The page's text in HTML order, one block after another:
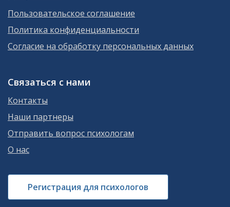
Пользовательское соглашение
Политика конфиденциальности
Согласие на обработку персональных данных
Связаться с нами
Контакты
Наши партнеры
Отправить вопрос психологам
О нас
Регистрация для психологов